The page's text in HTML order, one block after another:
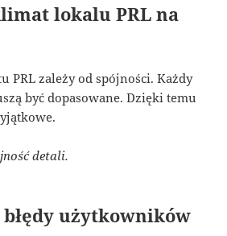
lokalu PRL na
PRL zależy od spójności. Każdy
być dopasowane. Dzięki temu
detali.
błędy użytkowników